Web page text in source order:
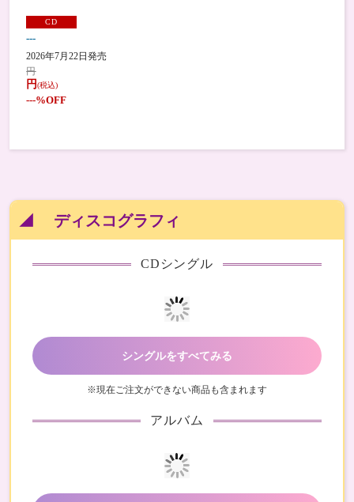
CD
---
2026年7月22日発売
円
円(税込)
---%OFF
◢ ディスコグラフィ
CDシングル
シングルをすべてみる
※現在ご注文ができない商品も含まれます
アルバム